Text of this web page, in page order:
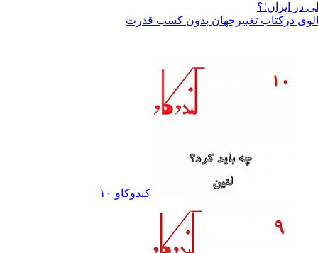
در ایران!؟
درکتاب تغییرجهان بدون کسب قدرت
کندوکاو ١٠